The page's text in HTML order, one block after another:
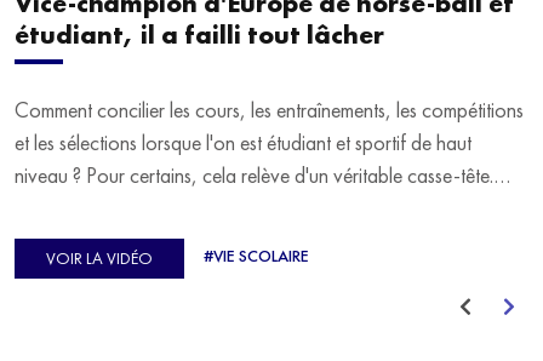
étudiant, il a failli tout lâcher
Comment concilier les cours, les entraînements, les compétitions
et les sélections lorsque l'on est étudiant et sportif de haut
niveau ? Pour certains, cela relève d'un véritable casse-tête.
d'Europe de Horse-ball, qui a failli abandonner ses études
avant de trouver un nouvel équilibre.
VOIR LA VIDÉO #VIE SCOLAIRE